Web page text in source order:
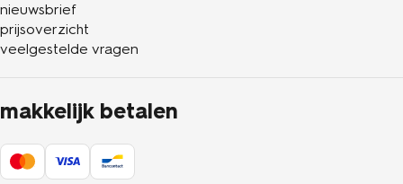
nieuwsbrief
prijsoverzicht
veelgestelde vragen
makkelijk betalen